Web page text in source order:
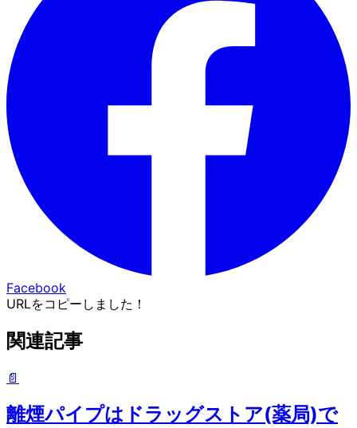
Facebook
URLをコピーしました！
関連記事
📄
離煙パイプはドラッグストア(薬局)で